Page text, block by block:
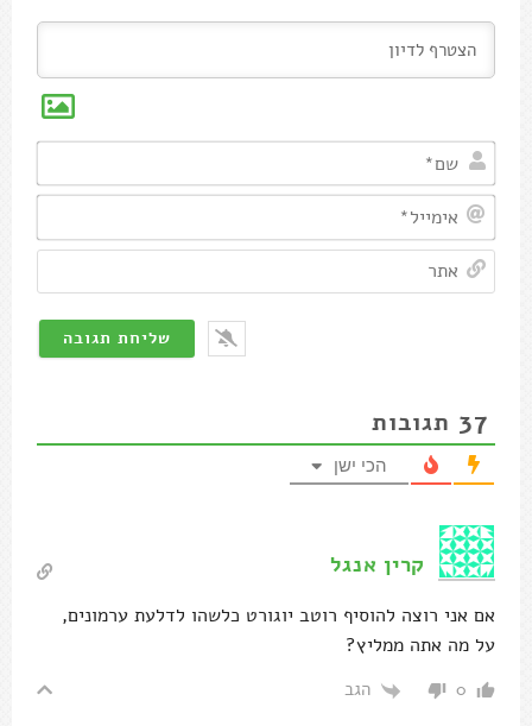
37 תגובות
הכי ישן
קרין אנגל
אם אני רוצה להוסיף רוטב יוגורט כלשהו לדלעת ערמונים,
על מה אתה ממליץ?
0 הגב